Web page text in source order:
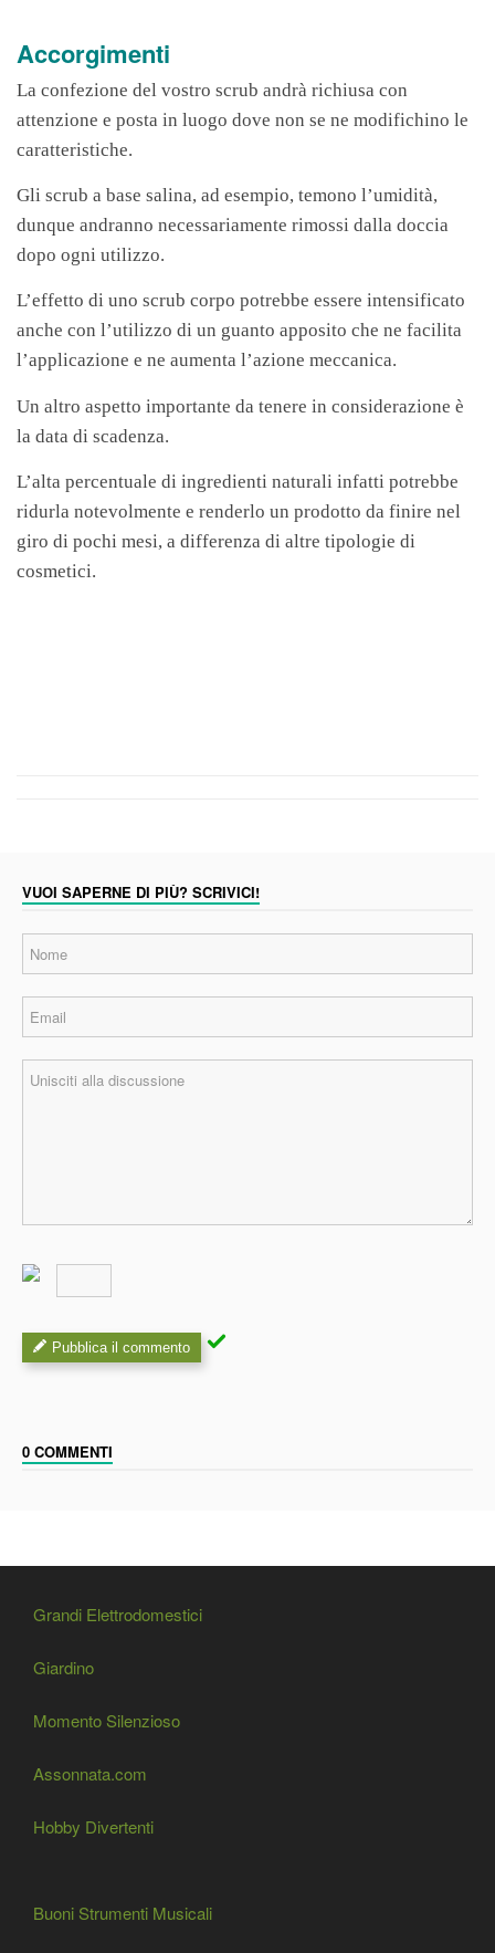
Accorgimenti
La confezione del vostro scrub andrà richiusa con
attenzione e posta in luogo dove non se ne modifichino le
caratteristiche.
Gli scrub a base salina, ad esempio, temono l’umidità,
dunque andranno necessariamente rimossi dalla doccia
dopo ogni utilizzo.
L’effetto di uno scrub corpo potrebbe essere intensificato
anche con l’utilizzo di un guanto apposito che ne facilita
l’applicazione e ne aumenta l’azione meccanica.
Un altro aspetto importante da tenere in considerazione è
la data di scadenza.
L’alta percentuale di ingredienti naturali infatti potrebbe
ridurla notevolmente e renderlo un prodotto da finire nel
giro di pochi mesi, a differenza di altre tipologie di
cosmetici.
VUOI SAPERNE DI PIÙ? SCRIVICI!
Pubblica il commento
0 COMMENTI
Grandi Elettrodomestici
Giardino
Momento Silenzioso
Assonnata.com
Hobby Divertenti
Buoni Strumenti Musicali